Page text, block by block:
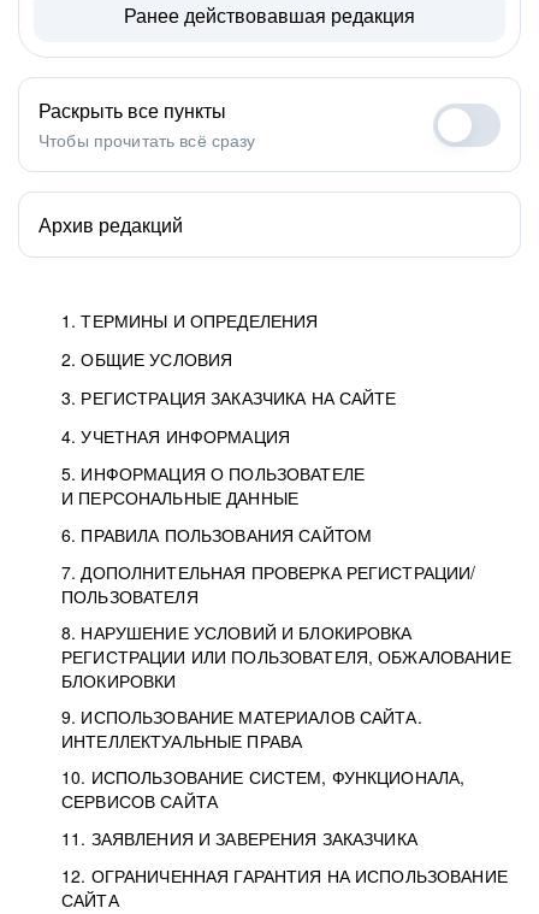
1. ТЕРМИНЫ И ОПРЕДЕЛЕНИЯ
2. ОБЩИЕ УСЛОВИЯ
3. РЕГИСТРАЦИЯ ЗАКАЗЧИКА НА САЙТЕ
4. УЧЕТНАЯ ИНФОРМАЦИЯ
5. ИНФОРМАЦИЯ О ПОЛЬЗОВАТЕЛЕ
И ПЕРСОНАЛЬНЫЕ ДАННЫЕ
6. ПРАВИЛА ПОЛЬЗОВАНИЯ САЙТОМ
7. ДОПОЛНИТЕЛЬНАЯ ПРОВЕРКА РЕГИСТРАЦИИ/
ПОЛЬЗОВАТЕЛЯ
8. НАРУШЕНИЕ УСЛОВИЙ И БЛОКИРОВКА
РЕГИСТРАЦИИ ИЛИ ПОЛЬЗОВАТЕЛЯ, ОБЖАЛОВАНИЕ
БЛОКИРОВКИ
9. ИСПОЛЬЗОВАНИЕ МАТЕРИАЛОВ САЙТА.
ИНТЕЛЛЕКТУАЛЬНЫЕ ПРАВА
10. ИСПОЛЬЗОВАНИЕ СИСТЕМ, ФУНКЦИОНАЛА,
СЕРВИСОВ САЙТА
11. ЗАЯВЛЕНИЯ И ЗАВЕРЕНИЯ ЗАКАЗЧИКА
12. ОГРАНИЧЕННАЯ ГАРАНТИЯ НА ИСПОЛЬЗОВАНИЕ
САЙТА
Ранее действовавшая редакция
Раскрыть все пункты
Чтобы прочитать всё сразу
Архив редакций